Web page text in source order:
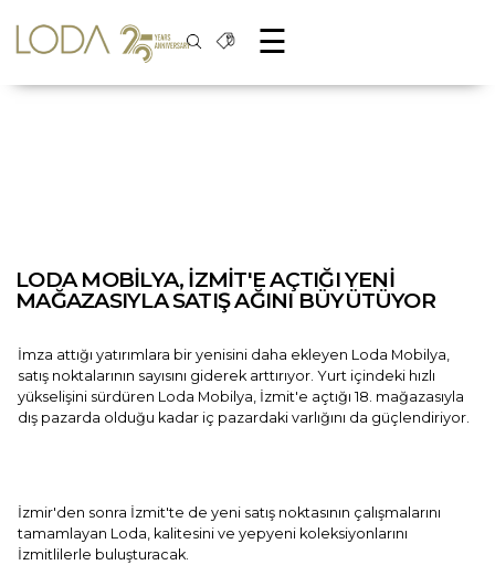
☰
LODA MOBİLYA, İZMİT'E AÇTIĞI YENİ
MAĞAZASIYLA SATIŞ AĞINI BÜYÜTÜYOR
İmza attığı yatırımlara bir yenisini daha ekleyen Loda Mobilya,
satış noktalarının sayısını giderek arttırıyor. Yurt içindeki hızlı
yükselişini sürdüren Loda Mobilya, İzmit'e açtığı 18. mağazasıyla
dış pazarda olduğu kadar iç pazardaki varlığını da güçlendiriyor.
İzmir'den sonra İzmit'te de yeni satış noktasının çalışmalarını
tamamlayan Loda, kalitesini ve yepyeni koleksiyonlarını
İzmitlilerle buluşturacak.